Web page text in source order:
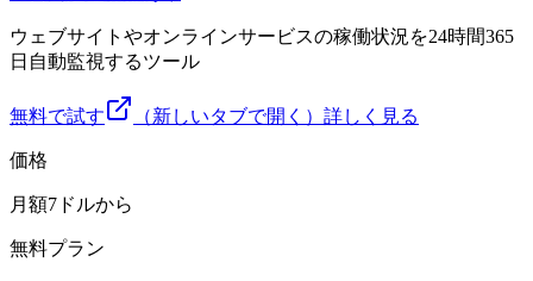
ウェブサイトやオンラインサービスの稼働状況を24時間365
日自動監視するツール
無料で試す （新しいタブで開く） 詳しく見る
価格
月額7ドルから
無料プラン